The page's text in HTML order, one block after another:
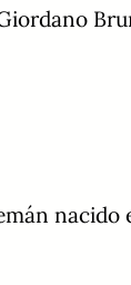
nacido